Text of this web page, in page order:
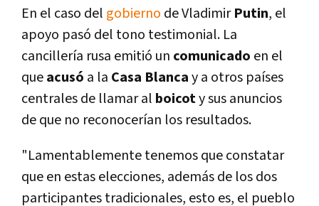
En el caso del gobierno de VladimirPutin, el
apoyo pasó del tono testimonial. La
cancillerí­a rusa emitió un comunicado en el
queacusó a la Casa Blancay a otros paí­ses
centrales de llamar al boicoty sus anuncios
de que no reconocerí­an los resultados.
"Lamentablemente tenemos que constatar
que en estas elecciones, además de los dos
participantes tradicionales, esto es, el pueblo